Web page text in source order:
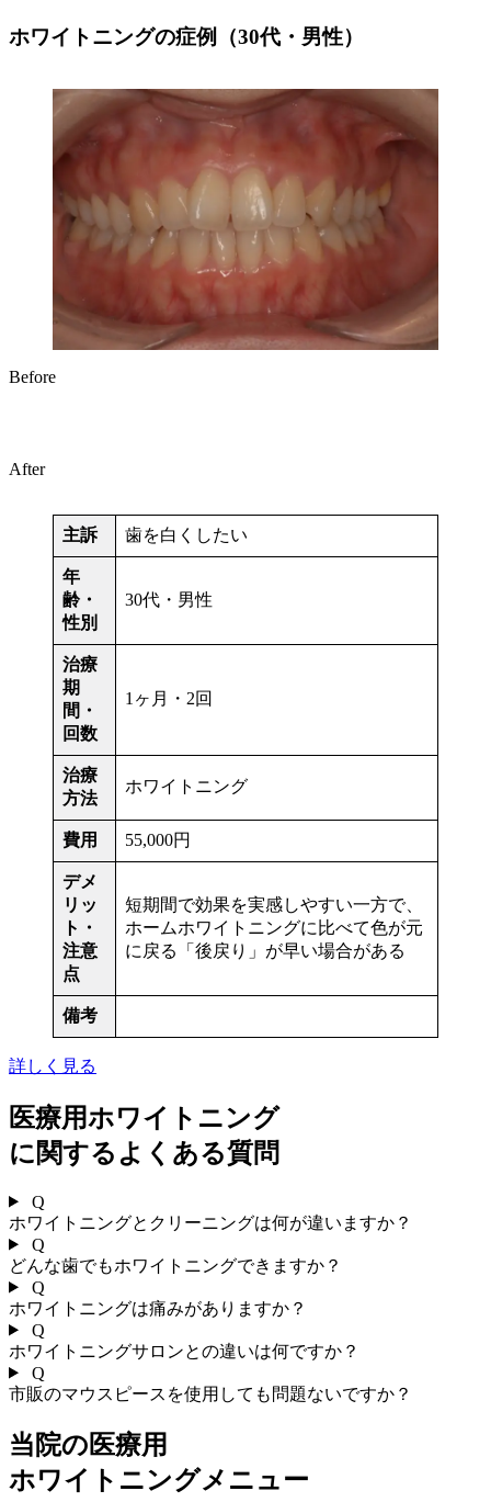
ホワイトニングの症例（30代・男性）
Before
After
主訴 歯を白くしたい
年
齢・
性別
30代・男性
治療
期
間・
回数
1ヶ月・2回
治療
方法
ホワイトニング
費用 55,000円
デメ
リッ
ト・
注意
点
短期間で効果を実感しやすい一方で、
ホームホワイトニングに比べて色が元
に戻る「後戻り」が早い場合がある
備考
詳しく見る
医療用ホワイトニング
に関するよくある質問
Q
ホワイトニングとクリーニングは何が違いますか？
Q
どんな歯でもホワイトニングできますか？
Q
ホワイトニングは痛みがありますか？
Q
ホワイトニングサロンとの違いは何ですか？
Q
市販のマウスピースを使用しても問題ないですか？
当院の医療用
ホワイトニングメニュー